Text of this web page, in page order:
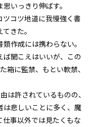
（連続殺人鬼）』
（連続殺人鬼）』
（連続殺人鬼）』
いっきり伸ばす。
コツ地道に我慢強く書
きた。
作成には携わらない。
聞こえはいいが、この
箱に監禁、もとい軟禁、
は許されているものの、
は悲しいことに多く、魔
事以外では見たくもな